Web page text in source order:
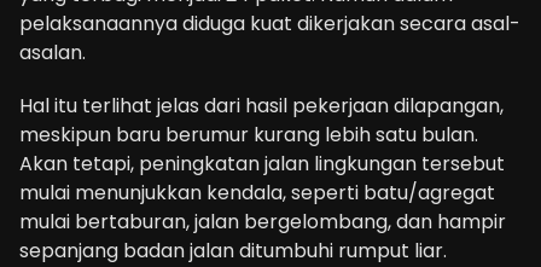
pelaksanaannya diduga kuat dikerjakan secara asal-
asalan.
Hal itu terlihat jelas dari hasil pekerjaan dilapangan,
meskipun baru berumur kurang lebih satu bulan.
Akan tetapi, peningkatan jalan lingkungan tersebut
mulai menunjukkan kendala, seperti batu/agregat
mulai bertaburan, jalan bergelombang, dan hampir
sepanjang badan jalan ditumbuhi rumput liar.